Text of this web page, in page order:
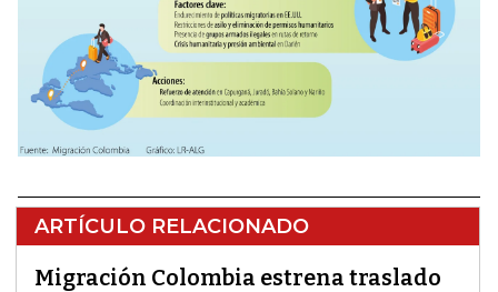
ARTÍCULO RELACIONADO
Migración Colombia estrena traslado